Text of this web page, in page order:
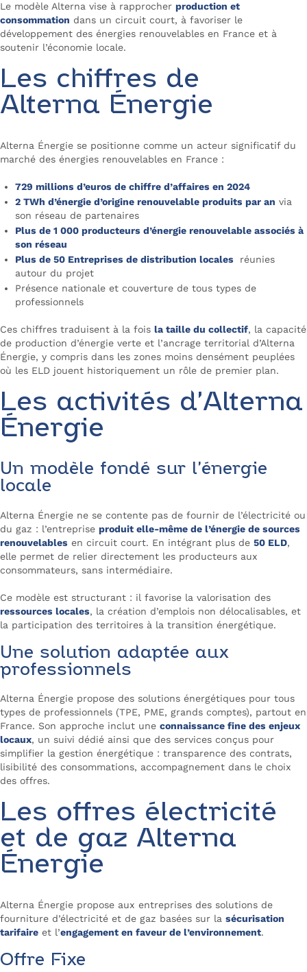
Le modèle Alterna vise à rapprocher production et
consommation dans un circuit court, à favoriser le
développement des énergies renouvelables en France et à
soutenir l’économie locale.
Les chiffres de
Alterna Énergie
Alterna Énergie se positionne comme un acteur significatif du
marché des énergies renouvelables en France :
729 millions d’euros de chiffre d’affaires en 2024
2 TWh d’énergie d’origine renouvelable produits par an via
son réseau de partenaires
Plus de 1 000 producteurs d’énergie renouvelable associés à
son réseau
Plus de 50 Entreprises de distribution locales
réunies
autour du projet
Présence nationale et couverture de tous types de
professionnels
Ces chiffres traduisent à la fois la taille du collectif, la capacité
de production d’énergie verte et l’ancrage territorial d’Alterna
Énergie, y compris dans les zones moins densément peuplées
où les ELD jouent historiquement un rôle de premier plan.
Les activités d’Alterna
Énergie
Un modèle fondé sur l’énergie
locale
Alterna Énergie ne se contente pas de fournir de l’électricité ou
du gaz : l’entreprise produit elle-même de l’énergie de sources
renouvelables en circuit court. En intégrant plus de 50 ELD,
elle permet de relier directement les producteurs aux
consommateurs, sans intermédiaire.
Ce modèle est structurant : il favorise la valorisation des
ressources locales, la création d’emplois non délocalisables, et
la participation des territoires à la transition énergétique.
Une solution adaptée aux
professionnels
Alterna Énergie propose des solutions énergétiques pour tous
types de professionnels (TPE, PME, grands comptes), partout en
France. Son approche inclut une connaissance fine des enjeux
locaux, un suivi dédié ainsi que des services conçus pour
simplifier la gestion énergétique : transparence des contrats,
lisibilité des consommations, accompagnement dans le choix
des offres.
Les offres électricité
et de gaz Alterna
Énergie
Alterna Énergie propose aux entreprises des solutions de
fourniture d’électricité et de gaz basées sur la sécurisation
tarifaire et l’engagement en faveur de l’environnement.
Offre Fixe